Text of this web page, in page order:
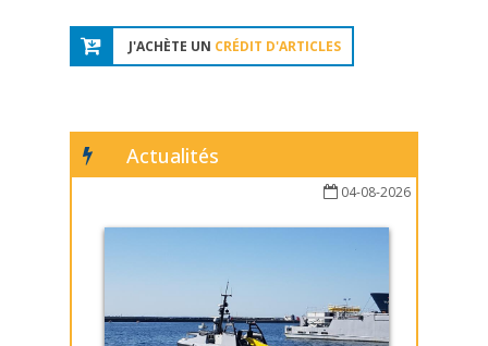
J'ACHÈTE UN CRÉDIT D'ARTICLES
Actualités
04-08-2026